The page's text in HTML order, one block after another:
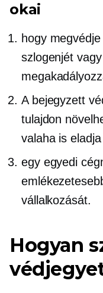
okai
hogy
szlogenjét
A bejegyzett
tulajdon
valaha is
egy egyedi
vállalkozását.
Hogyan